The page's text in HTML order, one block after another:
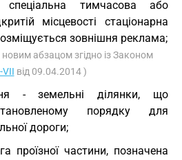
спеціальна тимчасова або
місцевості стаціонарна
зовнішня реклама;
абзацом згідно із Законом
VII від 09.04.2014 )
- земельні ділянки, що
порядку для
дороги;
проїзної частини, позначена